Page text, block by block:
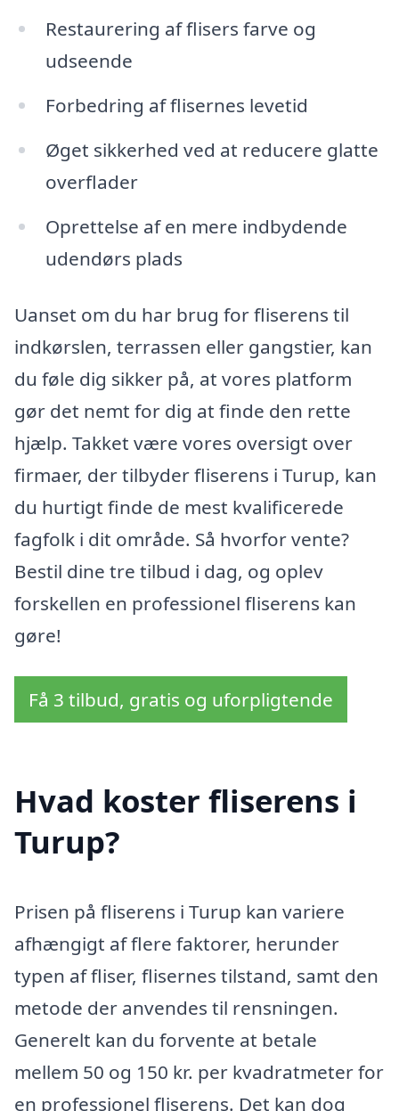
Restaurering af flisers farve og
udseende
Forbedring af flisernes levetid
Øget sikkerhed ved at reducere glatte
overflader
Oprettelse af en mere indbydende
udendørs plads
Uanset om du har brug for fliserens til
indkørslen, terrassen eller gangstier, kan
du føle dig sikker på, at vores platform
gør det nemt for dig at finde den rette
hjælp. Takket være vores oversigt over
firmaer, der tilbyder fliserens i Turup, kan
du hurtigt finde de mest kvalificerede
fagfolk i dit område. Så hvorfor vente?
Bestil dine tre tilbud i dag, og oplev
forskellen en professionel fliserens kan
gøre!
Få 3 tilbud, gratis og uforpligtende
Hvad koster fliserens i
Turup?
Prisen på fliserens i Turup kan variere
afhængigt af flere faktorer, herunder
typen af fliser, flisernes tilstand, samt den
metode der anvendes til rensningen.
Generelt kan du forvente at betale
mellem 50 og 150 kr. per kvadratmeter for
en professionel fliserens. Det kan dog